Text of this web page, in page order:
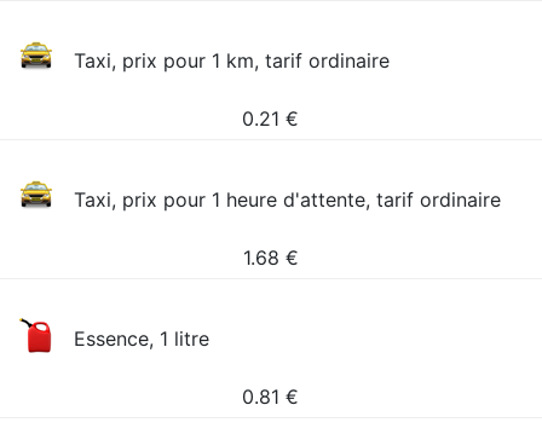
Taxi, prix pour 1 km, tarif ordinaire
0.21 €
Taxi, prix pour 1 heure d'attente, tarif ordinaire
1.68 €
Essence, 1 litre
0.81 €